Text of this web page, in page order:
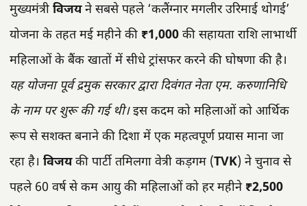
मुख्यमंत्री विजयने सबसे पहले ‘कलैंग्नार मगलीर उरिमाई थोगई’
योजना के तहत मई महीने की ₹1,000 की सहायता राशि लाभार्थी
महिलाओं के बैंक खातों में सीधे ट्रांसफर करने की घोषणा की है।
यह योजना पूर्व द्रमुक सरकार द्वारा दिवंगत नेता एम. करुणानिधि
के नाम पर शुरू की गई थी।इस कदम को महिलाओं को आर्थिक
रूप से सशक्त बनाने की दिशा में एक महत्वपूर्ण प्रयास माना जा
रहा है। विजयकी पार्टी तमिलगा वेत्री कड़गम (TVK) ने चुनाव से
पहले 60 वर्ष से कम आयु की महिलाओं को हर महीने ₹2,500